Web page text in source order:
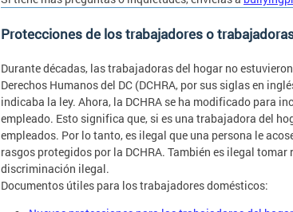
Protecciones de los trabajadores o
Durante décadas, las trabajadoras del hogar no
Derechos Humanos del DC (DCHRA, por sus siglas en
indicaba la ley. Ahora, la DCHRA se ha modificado para
empleado. Esto significa que, si es una trabajadora del
empleados. Por lo tanto, es ilegal que una persona le
rasgos protegidos por la DCHRA. También es ilegal
discriminación ilegal.
Documentos útiles para los trabajadores domésticos: